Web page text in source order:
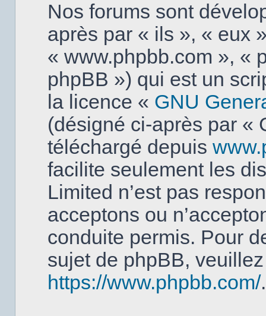
Nos forums sont
après par « ils », « eux
« www.phpbb.com », «
phpBB ») qui est un
la licence « GNU
(désigné ci-après par «
téléchargé depuis
facilite seulement les
Limited n’est pas
acceptons ou
conduite permis. Pour
sujet de phpBB,
https://www.phpbb.com/.